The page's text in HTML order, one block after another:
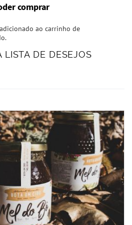
comprar
ao carrinho de
LISTA DE DESEJOS